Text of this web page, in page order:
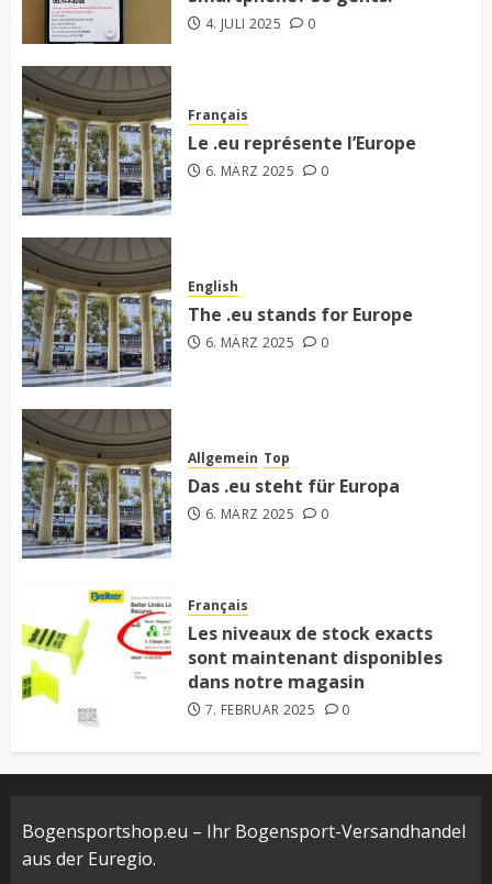
4. JULI 2025 0
Français
Le .eu représente l’Europe
6. MÄRZ 2025 0
English
The .eu stands for Europe
6. MÄRZ 2025 0
Allgemein Top
Das .eu steht für Europa
6. MÄRZ 2025 0
Français
Les niveaux de stock exacts
sont maintenant disponibles
dans notre magasin
7. FEBRUAR 2025 0
Bogensportshop.eu – Ihr Bogensport-Versandhandel
aus der Euregio.